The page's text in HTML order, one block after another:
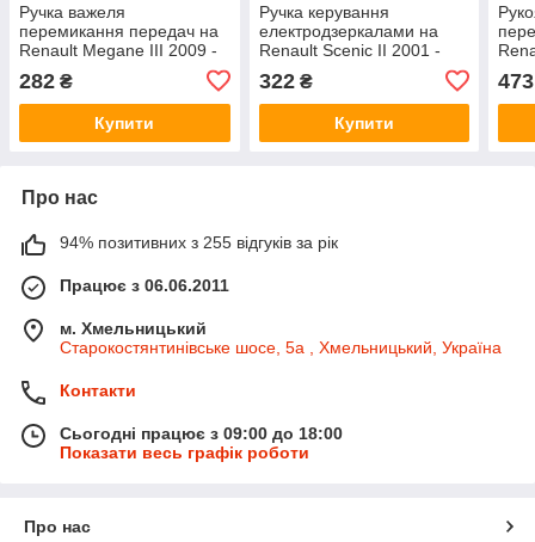
Ручка важеля
перемикання передач на
Renault Megane III 2009 -
>2016 - NTY - GZB-RE-009
282 ₴
Купити
Ручка керування
електродзеркалами на
Renault Scenic II 2001 -
006
322₴
Купити
473
Про нас
94% позитивних з 255 відгуків за рік
Працює з 06.06.2011
м. Хмельницький
Старокостянтинівське шосе, 5а , Хмельницький, Україна
Контакти
Сьогодні працює з 09:00 до 18:00
Показати весь графік роботи
Про нас